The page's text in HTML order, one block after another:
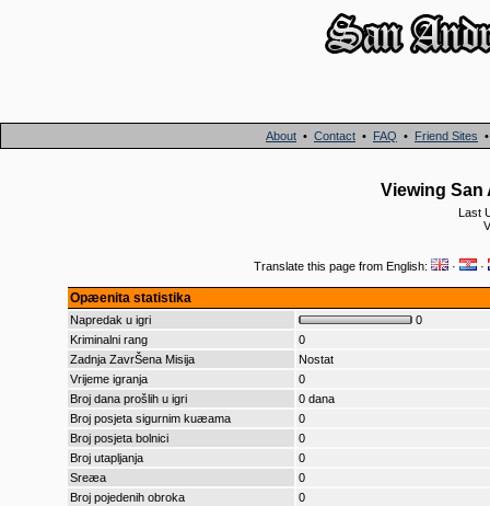
About • Contact • FAQ • Friend Sites
Viewing San
Last
Translate this page from English: · ·
Opæenita statistika
Napredak u igri
0
Kriminalni rang
0
Zadnja ZavrŠena Misija
Nostat
Vrijeme igranja
0
Broj dana prošlih u igri
0 dana
Broj posjeta sigurnim kuæama
0
Broj posjeta bolnici
0
Broj utapljanja
0
Sreæa
0
Broj pojedenih obroka
0